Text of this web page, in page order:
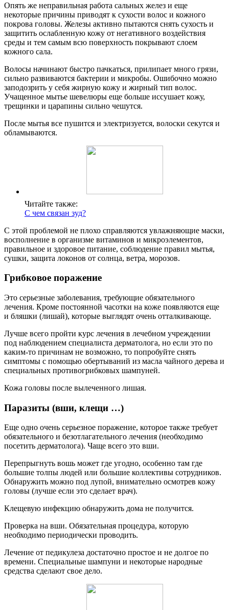
Опять же неправильная работа сальных желез и еще
некоторые причины приводят к сухости волос и кожного
покрова головы. Железы активно пытаются снять сухость и
защитить ослабленную кожу от негативного воздействия
среды и тем самым всю поверхность покрывают слоем
кожного сала.
Волосы начинают быстро пачкаться, прилипает много грязи,
сильно развиваются бактерии и микробы. Ошибочно можно
заподозрить у себя жирную кожу и жирный тип волос.
Учащенное мытье шевелюры еще больше иссушает кожу,
трещинки и царапины сильно чешутся.
После мытья все пушится и электризуется, волоски секутся и
обламываются.
Читайте также:
С чем связан зуд?
С этой проблемой не плохо справляются увлажняющие маски,
восполнение в организме витаминов и микроэлементов,
правильное и здоровое питание, соблюдение правил мытья,
сушки, защита локонов от солнца, ветра, морозов.
Грибковое поражение
Это серьезные заболевания, требующие обязательного
лечения. Кроме постоянной часотки на коже появляются еще
и бляшки (лишай), которые выглядят очень отталкивающе.
Лучше всего пройти курс лечения в лечебном учреждении
под наблюдением специалиста дерматолога, но если это по
каким-то причинам не возможно, то попробуйте снять
симптомы с помощью обертываний из масла чайного дерева и
специальных противогрибковых шампуней.
Кожа головы после вылеченного лишая.
Паразиты (вши, клещи …)
Еще одно очень серьезное поражение, которое также требует
обязательного и безотлагательного лечения (необходимо
посетить дерматолога). Чаще всего это вши.
Перепрыгнуть вошь может где угодно, особенно там где
большие толпы людей или большие коллективы сотрудников.
Обнаружить можно под лупой, внимательно осмотрев кожу
головы (лучше если это сделает врач).
Клещевую инфекцию обнаружить дома не получится.
Проверка на вши. Обязательная процедура, которую
необходимо периодически проводить.
Лечение от педикулеза достаточно простое и не долгое по
времени. Специальные шампуни и некоторые народные
средства сделают свое дело.